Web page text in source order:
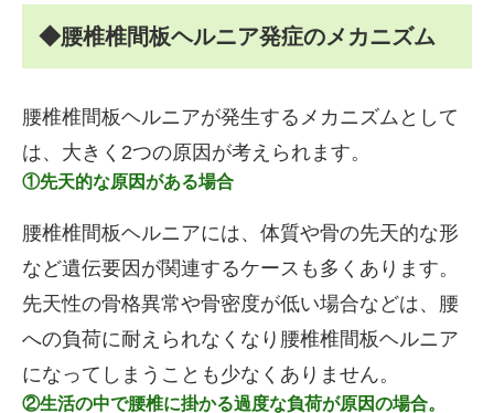
◆腰椎椎間板ヘルニア発症のメカニズム
腰椎椎間板ヘルニアが発生するメカニズムとして
は、大きく2つの原因が考えられます。
①先天的な原因がある場合
腰椎椎間板ヘルニアには、体質や骨の先天的な形
など遺伝要因が関連するケースも多くあります。
先天性の骨格異常や骨密度が低い場合などは、腰
への負荷に耐えられなくなり腰椎椎間板ヘルニア
になってしまうことも少なくありません。
②生活の中で腰椎に掛かる過度な負荷が原因の場合。